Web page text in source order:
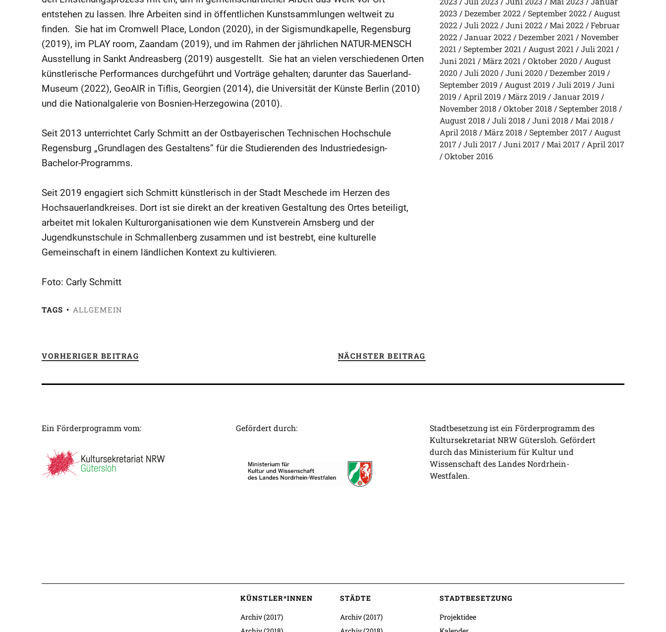
entstehen zu lassen. Ihre Arbeiten sind in öffentlichen Kunstsammlungen weltweit zu
finden. Sie hat im Cromwell Place, London (2020), in der Sigismundkapelle, Regensburg
(2019), im PLAY room, Zaandam (2019), und im Rahmen der jährlichen NATUR-MENSCH
Ausstellung in Sankt Andreasberg (2019) ausgestellt. Sie hat an vielen verschiedenen Orten
künstlerische Performances durchgeführt und Vorträge gehalten; darunter das Sauerland-
Museum (2022), GeoAIR in Tiflis, Georgien (2014), die Universität der Künste Berlin (2010)
und die Nationalgalerie von Bosnien-Herzegowina (2010).
Seit 2013 unterrichtet Carly Schmitt an der Ostbayerischen Technischen Hochschule
Regensburg „Grundlagen des Gestaltens” für die Studierenden des Industriedesign-
Bachelor-Programms.
Seit 2019 engagiert sich Schmitt künstlerisch in der Stadt Meschede im Herzen des
Hochsauerlandkreises. Dort ist sie direkt an der kreativen Gestaltung des Ortes beteiligt,
arbeitet mit lokalen Kulturorganisationen wie dem Kunstverein Arnsberg und der
Jugendkunstschule in Schmallenberg zusammen und ist bestrebt, eine kulturelle
Gemeinschaft in einem ländlichen Kontext zu kultivieren.
Foto: Carly Schmitt
TAGS ALLGEMEIN
VORHERIGER BEITRAG NÄCHSTER BEITRAG
2023
Dezember 2022 September 2022
August
2022
Juli 2022 Juni 2022 Mai 2022
Februar
2022
Januar 2022 Dezember 2021
November
2021
September 2021 August 2021
Juli 2021
Juni 2021
März 2021 Oktober 2020
August
2020
Juli 2020 Juni 2020
Dezember 2019
September 2019
August 2019 Juli 2019
Juni
2019
April 2019 März 2019
Januar 2019
November 2018
Oktober 2018
September 2018
August 2018
Juli 2018 Juni 2018
Mai 2018
April 2018
März 2018 September 2017
August
2017
Juli 2017 Juni 2017 Mai 2017
April 2017
Oktober 2016
Ein Förderprogramm vom: Gefördert durch:
Stadtbesetzung ist ein Förderprogramm des
Kultursekretariat NRW Gütersloh. Gefördert
durch das Ministerium für Kultur und
Wissenschaft des Landes Nordrhein-
Westfalen.
KÜNSTLER*INNEN
Archiv (2017)
STÄDTE
Archiv (2017)
STADTBESETZUNG
Projektidee